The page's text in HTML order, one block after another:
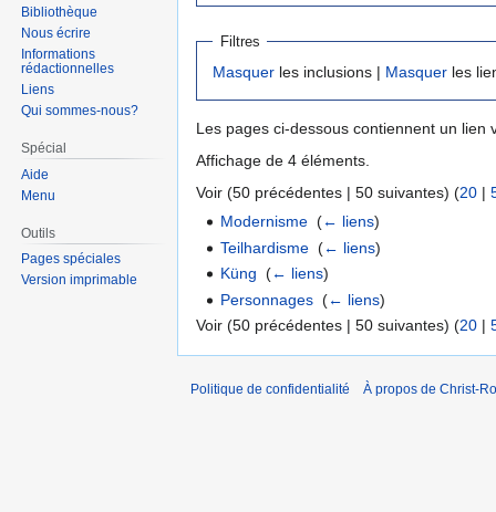
Filtres
Masquer les inclusions | Masquer les
Les pages ci-dessous contiennent un lien
Affichage de 4 éléments.
Voir (50 précédentes | 50 suivantes) (20 |
Modernisme ‎(← liens)
Teilhardisme ‎(← liens)
Küng ‎(← liens)
Personnages ‎(← liens)
Voir (50 précédentes | 50 suivantes) (20 |
Bibliothèque
Nous écrire
Informations
rédactionnelles
Liens
Qui sommes-nous?
Spécial
Aide
Menu
Outils
Pages spéciales
Version imprimable
Politique de confidentialité À propos de Christ-